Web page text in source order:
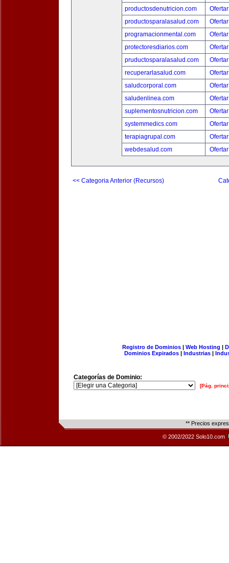
productosdenutricion.com
productosparalasalud.com
programacionmental.com
protectoresdiarios.com
pruductosparalasalud.com
recuperarlasalud.com
saludcorporal.com
saludenlinea.com
suplementosnutricion.com
systemmedics.com
terapiagrupal.com
webdesalud.com
<< Categoria Anterior (Recursos)
Registro de Dominios| Web Hosting |
Dominios Expirados | Industrias |
Categorías de Dominio:
[Pág.
** Precios
© 2002/2022 Solo10.com